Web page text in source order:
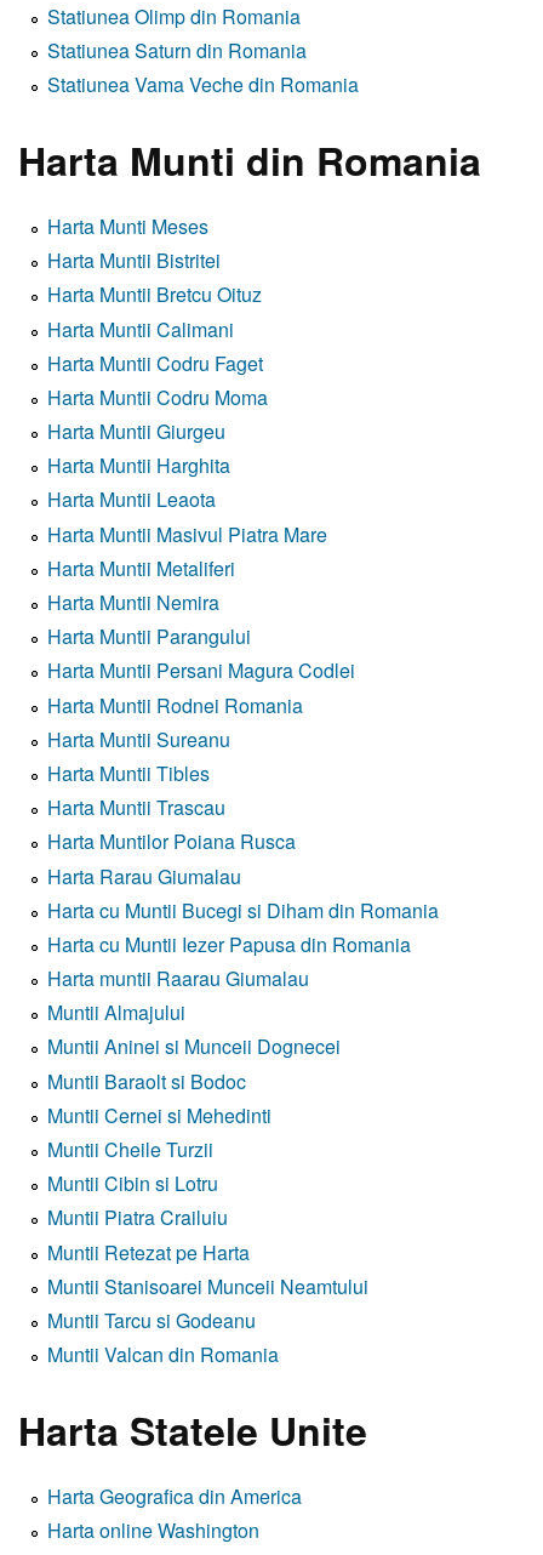
Statiunea Olimp din Romania
Statiunea Saturn din Romania
Statiunea Vama Veche din Romania
Harta Munti din Romania
Harta Munti Meses
Harta Muntii Bistritei
Harta Muntii Bretcu Oituz
Harta Muntii Calimani
Harta Muntii Codru Faget
Harta Muntii Codru Moma
Harta Muntii Giurgeu
Harta Muntii Harghita
Harta Muntii Leaota
Harta Muntii Masivul Piatra Mare
Harta Muntii Metaliferi
Harta Muntii Nemira
Harta Muntii Parangului
Harta Muntii Persani Magura Codlei
Harta Muntii Rodnei Romania
Harta Muntii Sureanu
Harta Muntii Tibles
Harta Muntii Trascau
Harta Muntilor Poiana Rusca
Harta Rarau Giumalau
Harta cu Muntii Bucegi si Diham din Romania
Harta cu Muntii Iezer Papusa din Romania
Harta muntii Raarau Giumalau
Muntii Almajului
Muntii Aninei si Munceii Dognecei
Muntii Baraolt si Bodoc
Muntii Cernei si Mehedinti
Muntii Cheile Turzii
Muntii Cibin si Lotru
Muntii Piatra Crailuiu
Muntii Retezat pe Harta
Muntii Stanisoarei Munceii Neamtului
Muntii Tarcu si Godeanu
Muntii Valcan din Romania
Harta Statele Unite
Harta Geografica din America
Harta online Washington